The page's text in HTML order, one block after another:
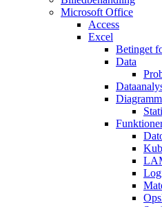
Microsoft Office
Access
Excel
Betinget
Data